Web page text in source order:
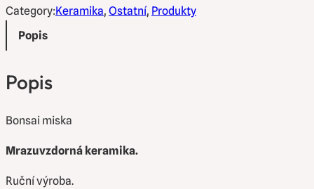
Category:Keramika, Ostatní, Produkty
Popis
Popis
Bonsai miska
Mrazuvzdorná keramika.
Ruční výroba.